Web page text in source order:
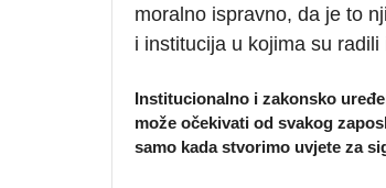
moralno ispravno, da je to
i institucija u kojima su
Institucionalno i zakonsko
može očekivati od svakog
samo kada stvorimo uvjete za